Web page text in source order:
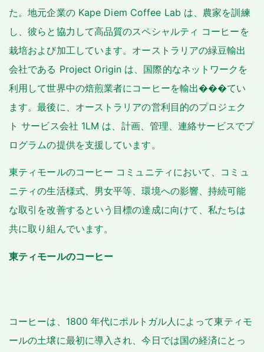
た。地元企業の Kape Diem Coffee Lab は、農家を訓練
し、彼らと協力して高品質のスペシャルティ コーヒーを
栽培および加工しています。オーストラリアの緑豆輸出
会社である Project Origin は、国際的なネットワークを
利用して世界中の焙煎業者にコーヒーを輸出���てい
ます。最後に、オーストラリアの営利目的のプロジェク
ト サービス会社 1LM は、計画、管理、連絡サービスでプ
ログラムの提供を支援しています。
東ティモールのコーヒー コミュニティにおいて、コミュ
ニティの生活様式、男女平等、環境への影響、持続可能
な取引を改善するという目標の達成に向けて、私たちは
共に取り組んでいます。
東ティモールのコーヒー
コーヒーは、1800 年代にポルトガル人によって東ティモ
ールの土壌に最初に導入され、今日では国の経済にとっ